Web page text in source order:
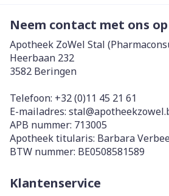
Neem contact met ons op
Apotheek ZoWel Stal
Heerbaan 232
3582 Beringen
Telefoon: +32 (0)11 45 21 61
E-mailadres: stal@
APB nummer: 713005
Apotheek titularis: Barbara
BTW nummer: BE0508581589
Klantenservice